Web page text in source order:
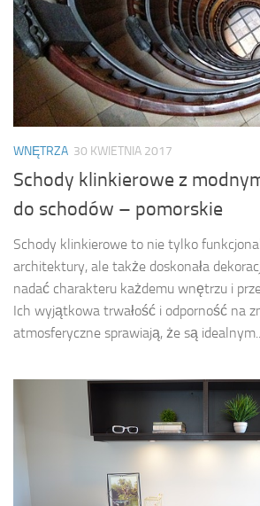
WNĘTRZA 30 KWIETNIA 2017
Schody klinkierowe z
do schodów – pomorskie
Schody klinkierowe to nie tylko
architektury, ale także doskonała
nadać charakteru każdemu wnętrzu i
Ich wyjątkowa trwałość i odporność na
atmosferyczne sprawiają, że są